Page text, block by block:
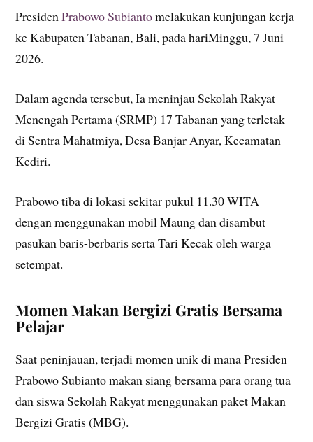
PresidenPrabowo Subiantomelakukan kunjungan kerja
ke Kabupaten Tabanan, Bali, pada hariMinggu, 7 Juni
2026.
Dalam agenda tersebut, Ia meninjau Sekolah Rakyat
Menengah Pertama (SRMP) 17 Tabanan yang terletak
di Sentra Mahatmiya, Desa Banjar Anyar, Kecamatan
Kediri.
Prabowo tiba di lokasi sekitar pukul 11.30 WITA
dengan menggunakan mobil Maung dan disambut
pasukan baris-berbaris serta Tari Kecak oleh warga
setempat.
Momen Makan Bergizi Gratis Bersama
Pelajar
Saat peninjauan, terjadi momen unik di mana Presiden
Prabowo Subianto makan siang bersama para orang tua
dan siswa Sekolah Rakyat menggunakan paket Makan
Bergizi Gratis (MBG).